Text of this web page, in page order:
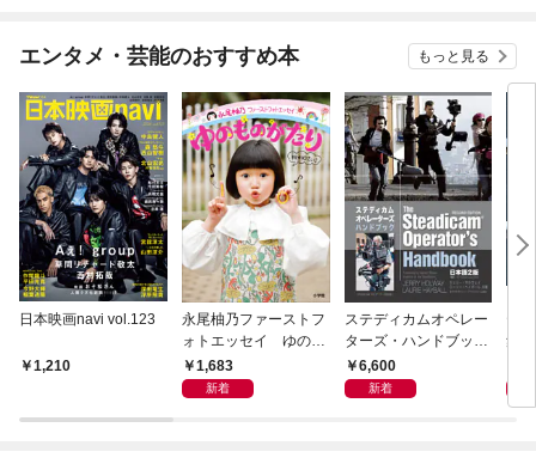
エンタメ・芸能のおすすめ本 もっと見る
日本映画navi vol.123
1,210
永尾柚乃ファーストフ
ォトエッセイ ゆのも
のがたり
1,683
新着
ステディカムオペレー
ターズ・ハンドブック
日本語版 電子版 第２
版
6,600
新着
集
ウ
【